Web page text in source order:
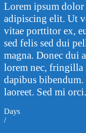
Lorem ipsum dolor
adipiscing elit. Ut
vitae porttitor ex,
sed felis sed dui
magna. Donec dui
lorem nec, fringilla
dapibus
laoreet. Sed mi orci.
Days
/